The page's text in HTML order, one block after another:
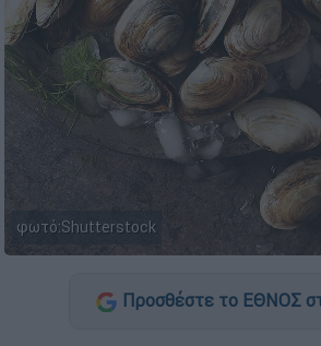
φωτό:Shutterstock
Προσθέστε το ΕΘΝΟΣ